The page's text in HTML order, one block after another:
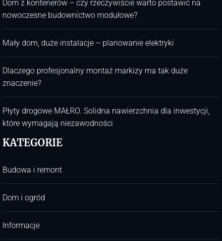
Dom z kontenerów – czy rzeczywiście warto postawić na
nowoczesne budownictwo modułowe?
Mały dom, duże instalacje – planowanie elektryki
Dlaczego profesjonalny montaż markizy ma tak duże
znaczenie?
Płyty drogowe MAŁRO. Solidna nawierzchnia dla inwestycji,
które wymagają niezawodności
KATEGORIE
Budowa i remont
Dom i ogród
Informacje